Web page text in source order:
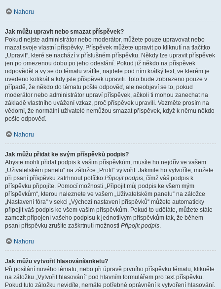
Nahoru
Jak můžu upravit nebo smazat příspěvek?
Pokud nejste administrátor nebo moderátor, můžete pouze upravovat nebo
mazat svoje vlastní příspěvky. Příspěvek můžete upravit po kliknutí na tlačítko
„Upravit“, které se nachází v příslušném příspěvku. Někdy lze upravit příspěvek
jen po omezenou dobu po jeho odeslání. Pokud již někdo na příspěvek
odpověděl a vy se do tématu vrátíte, najdete pod ním krátký text, ve kterém je
uvedeno kolikrát a kdy jste příspěvek upravili. Toto bude zobrazeno pouze v
případě, že někdo do tématu pošle odpověď, ale neobjeví se to, pokud
moderátor nebo administrátor upraví příspěvek, ačkoli ti mohou zanechat na
základě vlastního uvážení vzkaz, proč příspěvek upravili. Vezměte prosím na
vědomí, že normální uživatelé nemůžou smazat příspěvek, když k němu někdo
pošle odpověď.
Nahoru
Jak můžu přidat ke svým příspěvků podpis?
Abyste mohli přidat podpis k vašim příspěvkům, musíte ho nejdřív ve vašem
„Uživatelském panelu“ na záložce „Profil“ vytvořit. Jakmile ho vytvoříte, můžete
při psaní příspěvku zatrhnout políčko Připojit podpis, čímž váš podpis k
příspěvku připojíte. Pomocí možnosti „Připojit můj podpis ke všem mým
příspěvkům“, kterou naleznete ve vašem „Uživatelském panelu“ na záložce
„Nastavení fóra“ v sekci „Výchozí nastavení příspěvků“ můžete automaticky
připojit váš podpis ke všem vašim příspěvkům. Pokud to uděláte, můžete stále
zamezit připojení vašeho podpisu k jednotlivým příspěvkům tak, že během
psaní příspěvku zrušíte zaškrtnutí možnosti Připojit podpis.
Nahoru
Jak můžu vytvořit hlasování/anketu?
Při posílání nového tématu, nebo při úpravě prvního příspěvku tématu, klikněte
na záložku „Vytvořit hlasování“ pod hlavním formulářem pro text příspěvku.
Pokud tuto záložku nevidíte, nemáte potřebné oprávnění k vytvoření hlasování.